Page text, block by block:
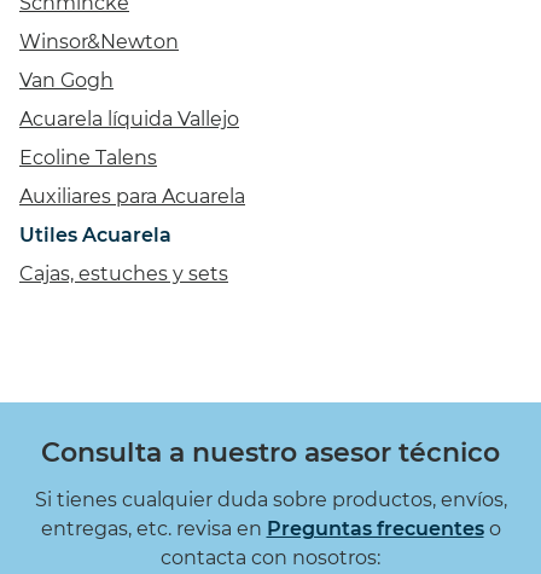
Winsor&Newton
Van Gogh
Acuarela líquida Vallejo
Ecoline Talens
Auxiliares para Acuarela
Utiles Acuarela
Cajas, estuches y sets
Consulta a nuestro asesor técnico
Si tienes cualquier duda sobre productos, envíos,
entregas, etc. revisa en Preguntas frecuenteso
contacta con nosotros: